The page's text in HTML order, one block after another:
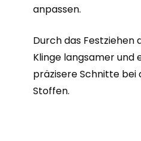
anpassen.
Durch das
Klinge langsamer und
präzisere Schnitte
Stoffen.